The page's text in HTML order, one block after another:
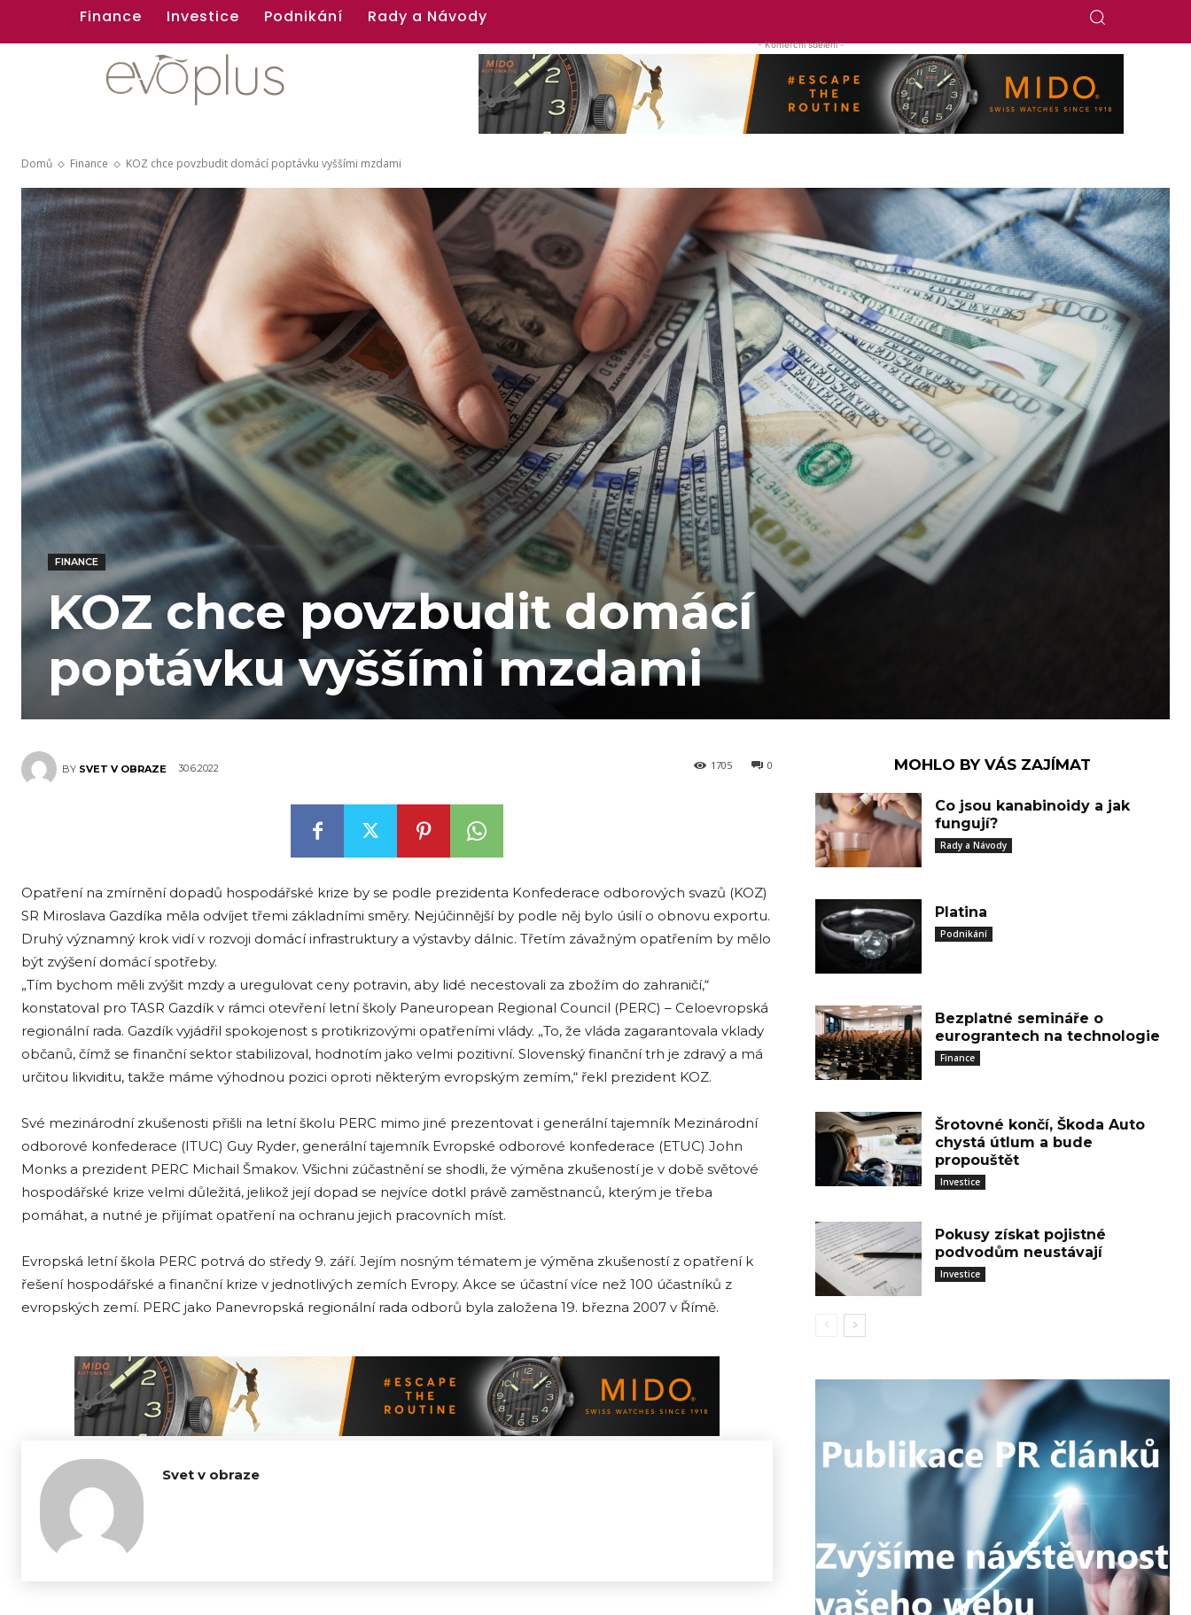
Finance Investice Podnikání Rady a Návody
plus - Komerční sdělení -
Domů Finance KOZ chce povzbudit domácí poptávku vyššími mzdami
FINANCE
KOZ chce povzbudit domácí
poptávku vyššími mzdami
BY SVET V OBRAZE 30.6.2022 0
1705
Opatření na zmírnění dopadů hospodářské krize by se podle prezidenta Konfederace odborových svazů (KOZ)
SR Miroslava Gazdíka měla odvíjet třemi základními směry. Nejúčinnější by podle něj bylo úsilí o obnovu exportu.
Druhý významný krok vidí v rozvoji domácí infrastruktury a výstavby dálnic. Třetím závažným opatřením by mělo
být zvýšení domácí spotřeby.
„Tím bychom měli zvýšit mzdy a uregulovat ceny potravin, aby lidé necestovali za zbožím do zahraničí,“
konstatoval pro TASR Gazdík v rámci otevření letní školy Paneuropean Regional Council (PERC) – Celoevropská
regionální rada. Gazdík vyjádřil spokojenost s protikrizovými opatřeními vlády. „To, že vláda zagarantovala vklady
občanů, čímž se finanční sektor stabilizoval, hodnotím jako velmi pozitivní. Slovenský finanční trh je zdravý a má
určitou likviditu, takže máme výhodnou pozici oproti některým evropským zemím,“ řekl prezident KOZ.
Své mezinárodní zkušenosti přišli na letní školu PERC mimo jiné prezentovat i generální tajemník Mezinárodní
odborové konfederace (ITUC) Guy Ryder, generální tajemník Evropské odborové konfederace (ETUC) John
Monks a prezident PERC Michail Šmakov. Všichni zúčastnění se shodli, že výměna zkušeností je v době světové
hospodářské krize velmi důležitá, jelikož její dopad se nejvíce dotkl právě zaměstnanců, kterým je třeba
pomáhat, a nutné je přijímat opatření na ochranu jejich pracovních míst.
Evropská letní škola PERC potrvá do středy 9. září. Jejím nosným tématem je výměna zkušeností z opatření k
řešení hospodářské a finanční krize v jednotlivých zemích Evropy. Akce se účastní více než 100 účastníků z
evropských zemí. PERC jako Panevropská regionální rada odborů byla založena 19. března 2007 v Římě.
Svet v obraze
MOHLO BY VÁS ZAJÍMAT
Co jsou kanabinoidy a jak
fungují?
Rady a Návody
Platina
Podnikání
Bezplatné semináře o
eurograntech na technologie
Finance
Šrotovné končí, Škoda Auto
chystá útlum a bude
propouštět
Investice
Pokusy získat pojistné
podvodům neustávají
Investice